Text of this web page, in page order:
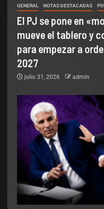
GENERAL NOTAS DESTACADAS
El PJ se pone en
mueve el tablero y
para empezar a
2027
julio 31, 2026 admin